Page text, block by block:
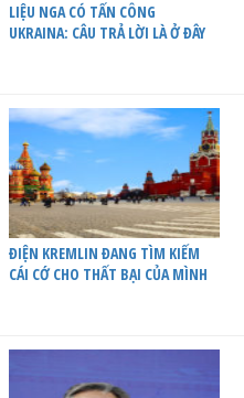
LIỆU NGA CÓ TẤN CÔNG
UKRAINA: CÂU TRẢ LỜI LÀ Ở ĐÂY
ĐIỆN KREMLIN ĐANG TÌM KIẾM
CÁI CỚ CHO THẤT BẠI CỦA MÌNH